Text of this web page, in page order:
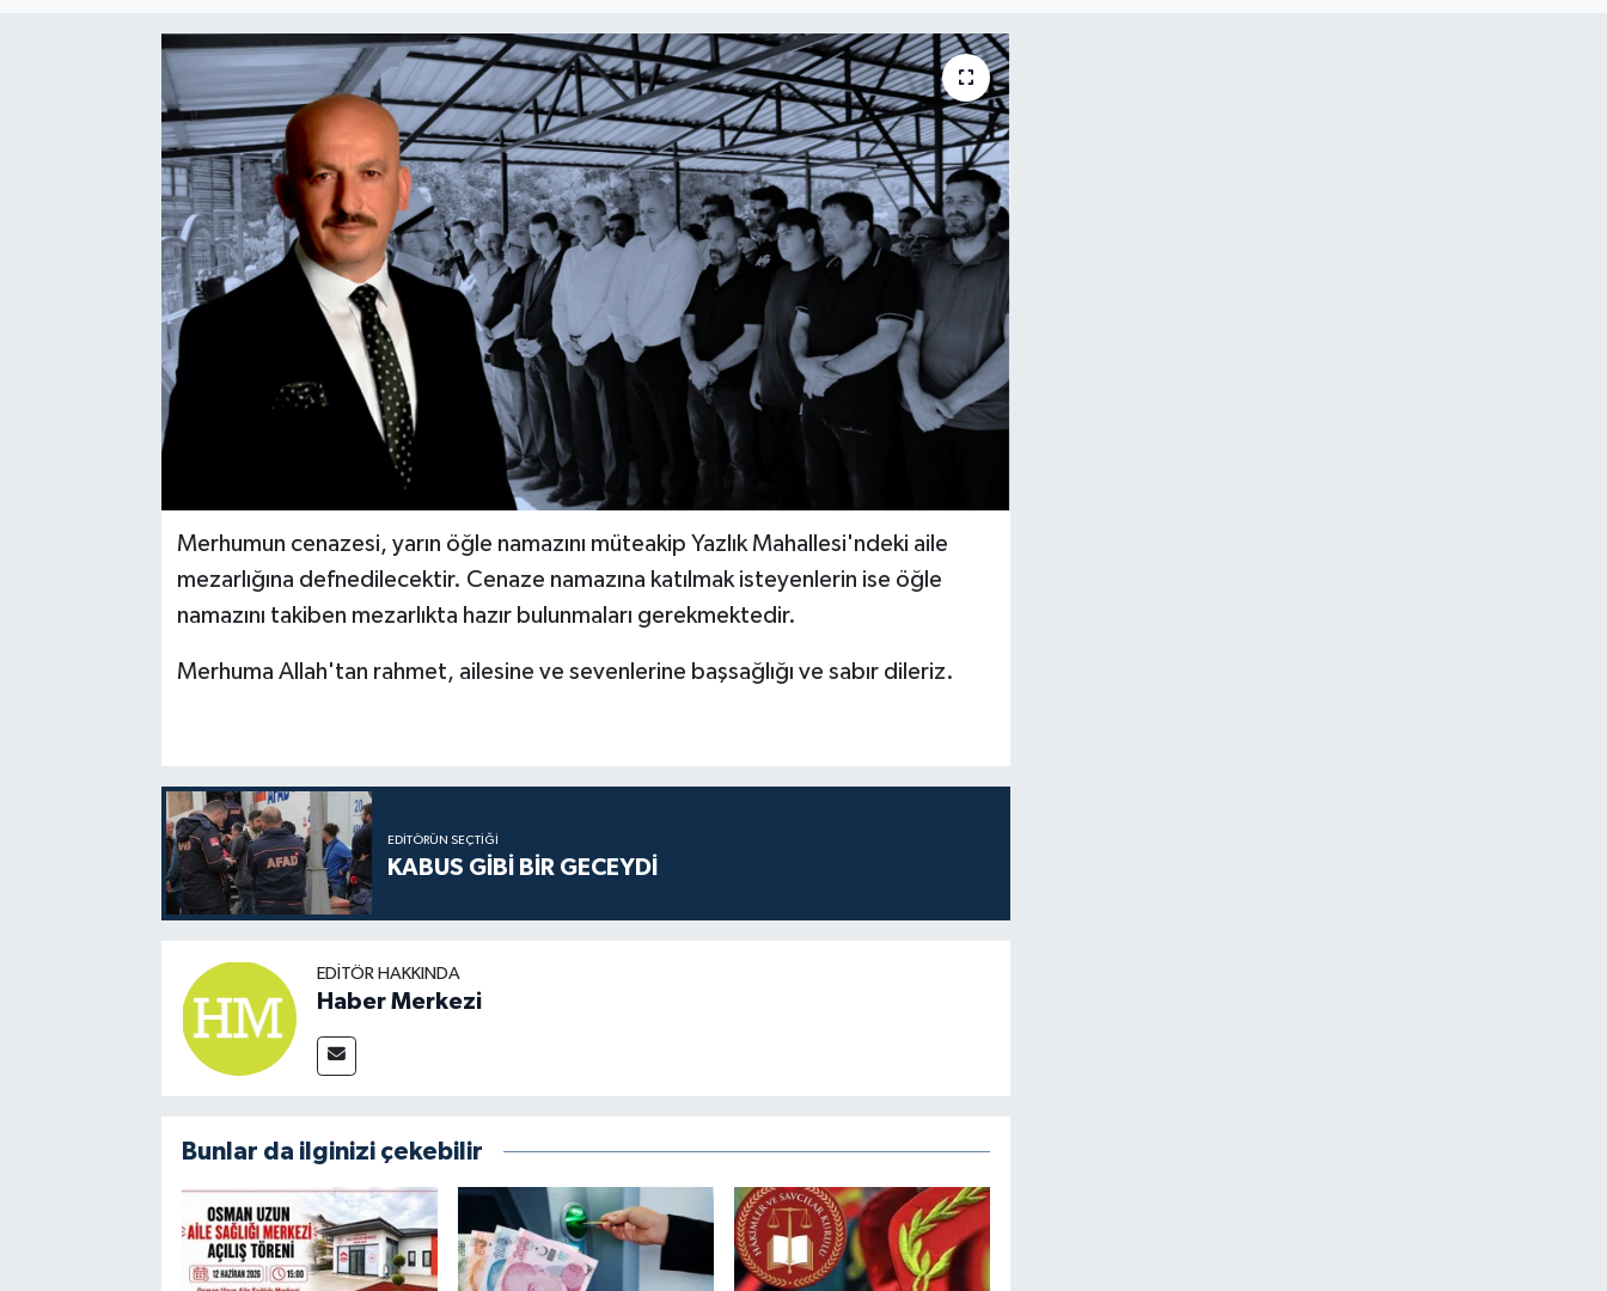
Merhumun cenazesi, yarın öğle namazını müteakip Yazlık Mahallesi'ndeki aile
mezarlığına defnedilecektir. Cenaze namazına katılmak isteyenlerin ise öğle
namazını takiben mezarlıkta hazır bulunmaları gerekmektedir.
Merhuma Allah'tan rahmet, ailesine ve sevenlerine başsağlığı ve sabır dileriz.
EDITÖRÜN SEÇTIĞI
KABUS GİBİ BİR GECEYDİ
EDITÖR HAKKINDA
Haber Merkezi
Bunlar da ilginizi çekebilir